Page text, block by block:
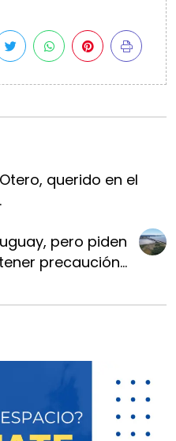
querido en el
pero piden
precaución...